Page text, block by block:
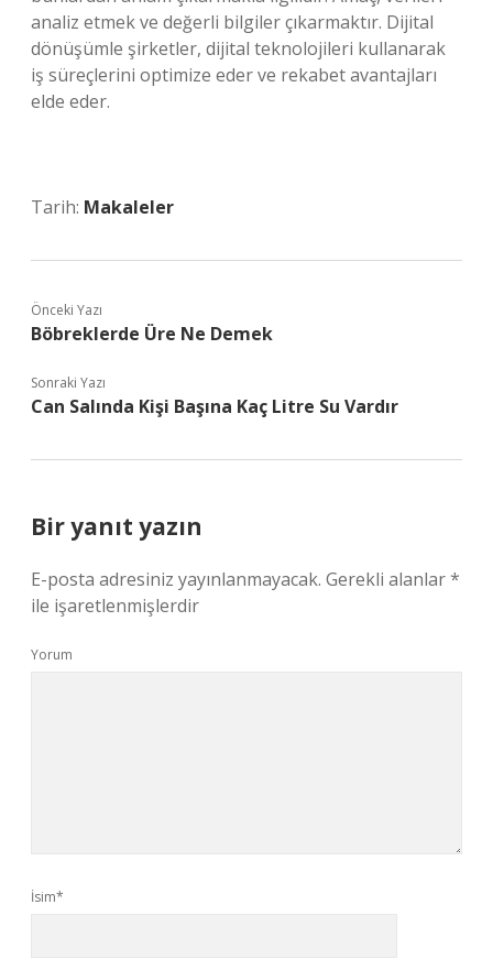
analiz etmek ve değerli bilgiler çıkarmaktır. Dijital
dönüşümle şirketler, dijital teknolojileri kullanarak
iş süreçlerini optimize eder ve rekabet avantajları
elde eder.
Tarih: Makaleler
Önceki Yazı
Böbreklerde Üre Ne Demek
Sonraki Yazı
Can Salında Kişi Başına Kaç Litre Su Vardır
Bir yanıt yazın
E-posta adresiniz yayınlanmayacak. Gerekli alanlar*
ile işaretlenmişlerdir
Yorum
İsim*